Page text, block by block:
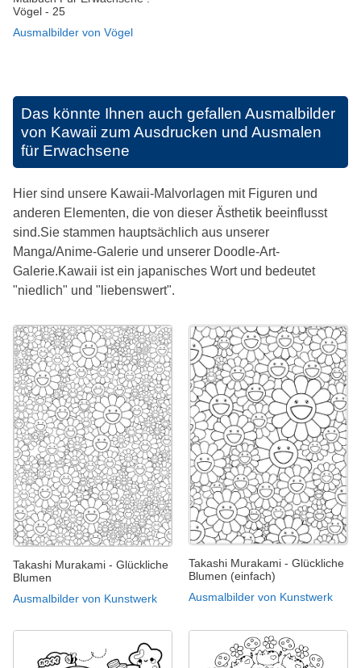
Vögel - 25
Ausmalbilder von Vögel
Das könnte Ihnen auch gefallen Ausmalbilder
von Kawaii zum Ausdrucken und Ausmalen
für Erwachsene
Hier sind unsere Kawaii-Malvorlagen mit Figuren und
anderen Elementen, die von dieser Ästhetik beeinflusst
sind.Sie stammen hauptsächlich aus unserer
Manga/Anime-Galerie und unserer Doodle-Art-
Galerie.Kawaii ist ein japanisches Wort und bedeutet
"niedlich" und "liebenswert".
Takashi Murakami - Glückliche
Blumen
Ausmalbilder von Kunstwerk
Takashi Murakami - Glückliche
Blumen (einfach)
Ausmalbilder von Kunstwerk